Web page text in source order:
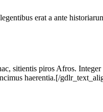
erat a ante
sitientis piros Afros.
haerentia.[/